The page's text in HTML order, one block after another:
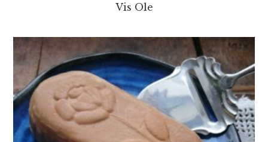
Vis Ole